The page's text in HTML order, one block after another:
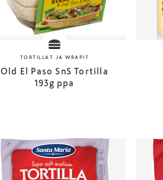
TORTILLAT JA WRAPIT
Old El Paso SnS Tortilla
193g ppa